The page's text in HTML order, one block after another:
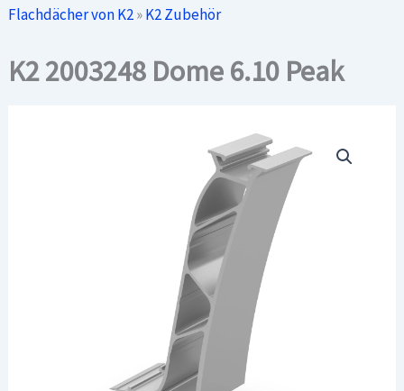
Flachdächer von K2»K2 Zubehör
K2 2003248 Dome 6.10 Peak